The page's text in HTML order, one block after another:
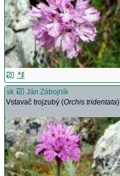
sk
Ján Zábojník
Vstavač trojzubý (Orchis tridentata)